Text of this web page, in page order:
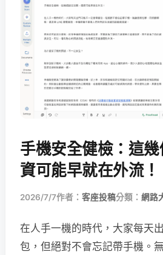
手機安全健檢：這
資可能早就在外流！
2026/7/7作者： 客座投稿分類： 網路
在人手一機的時代，大家每天
包，但絕對不會忘記帶手機。